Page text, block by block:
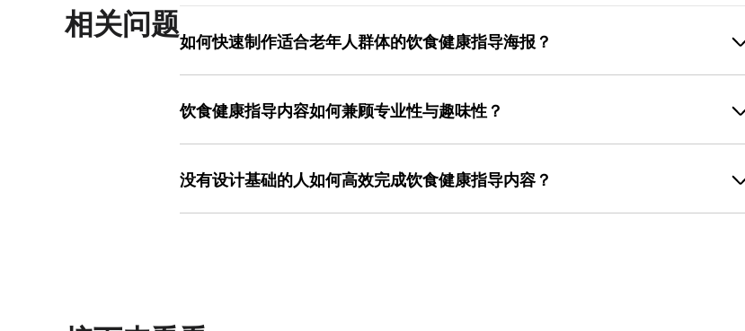
相关问题
如何快速制作适合老年人群体的饮食健康指导海报？
可辨；字体选择方正粗宋，字号不低于24px，行距保持1.5倍；内容上避免专业术语，用'多吃这
饮食健康指导内容如何兼顾专业性与趣味性？
可视化'分类模板，将800mg换算成常见食物量（如250g豆腐/300ml牛奶），再用🔋图标表
没有设计基础的人如何高效完成饮食健康指导内容？